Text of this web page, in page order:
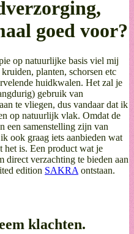
goed voor?
op natuurlijke basis viel mij
planten, schorsen etc
huidkwalen. Het zal je
gebruik van
te vliegen, dus vandaar dat ik
op natuurlijk vlak. Omdat de
een samenstelling zijn van
ook graag iets aanbieden wat
het is. Een product wat je
direct verzachting te bieden aan
edition SAKRA ontstaan.
klachten.